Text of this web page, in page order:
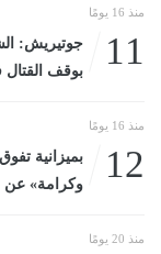
منذ 16 يومًا
11
جوتيريش:
بوقف القتال
منذ 16 يومًا
12
وكرامة» عن شهر...
منذ 20 يومًا